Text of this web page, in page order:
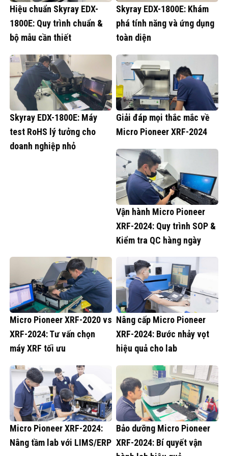
Hiệu chuẩn Skyray EDX-
1800E: Quy trình chuẩn &
bộ mẫu cần thiết
Skyray EDX-1800E: Khám
phá tính năng và ứng dụng
toàn diện
Skyray EDX-1800E: Máy
test RoHS lý tưởng cho
doanh nghiệp nhỏ
Giải đáp mọi thắc mắc về
Micro Pioneer XRF-2024
Vận hành Micro Pioneer
XRF-2024: Quy trình SOP &
Kiểm tra QC hàng ngày
Micro Pioneer XRF-2020 vs
XRF-2024: Tư vấn chọn
máy XRF tối ưu
Nâng cấp Micro Pioneer
XRF-2024: Bước nhảy vọt
hiệu quả cho lab
Micro Pioneer XRF-2024:
Nâng tầm lab với LIMS/ERP
Bảo dưỡng Micro Pioneer
XRF-2024: Bí quyết vận